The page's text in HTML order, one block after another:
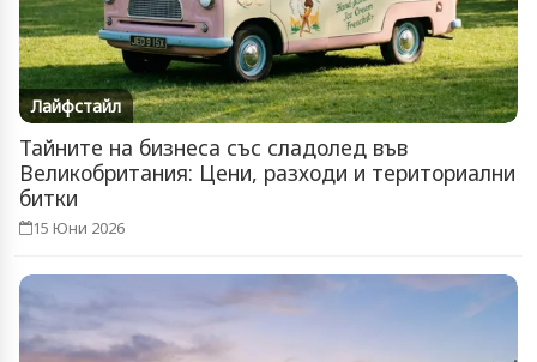
Лайфстайл
Тайните на бизнеса със сладолед във
Великобритания: Цени, разходи и териториални
битки
15 Юни 2026